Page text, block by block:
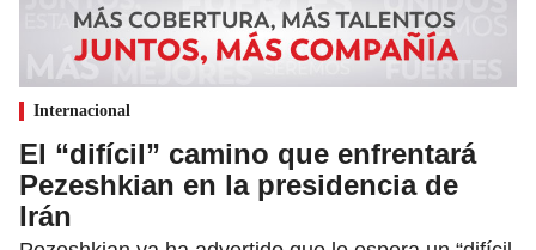
Internacional
El “difícil” camino que enfrentará
Pezeshkian en la presidencia de
Irán